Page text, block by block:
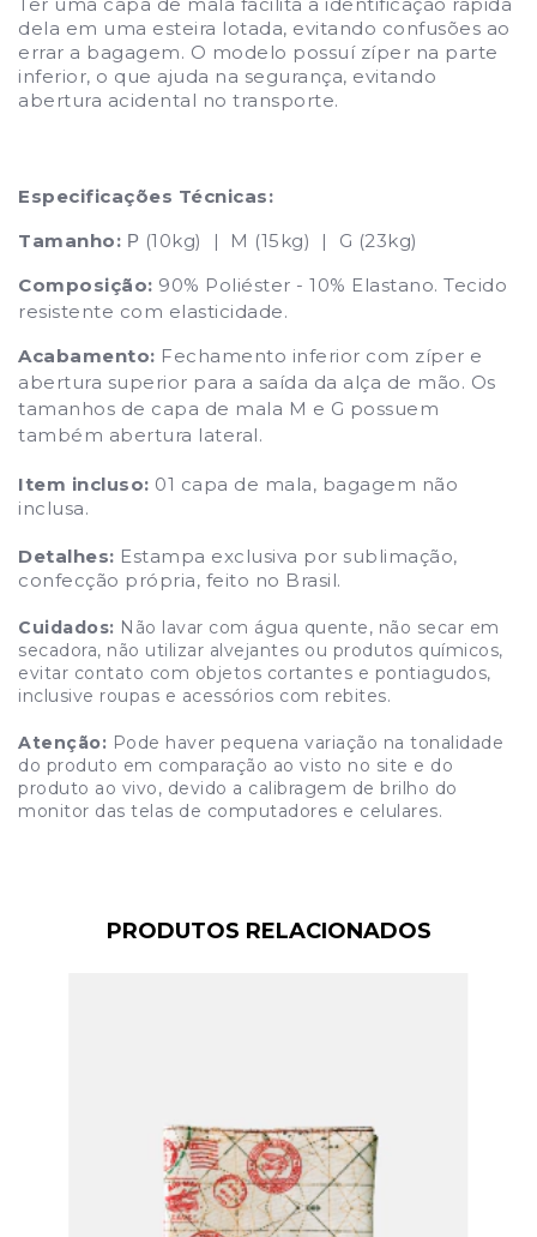
dela em uma esteira lotada, evitando confusões ao
errar a bagagem. O modelo possuí zíper na parte
inferior, o que ajuda na segurança, evitando
abertura acidental no transporte.
Especificações Técnicas:
Tamanho: P (10kg) | M (15kg) | G (23kg)
Composição: 90% Poliéster - 10% Elastano. Tecido
resistente com elasticidade.
Acabamento: Fechamento inferior com zíper e
abertura superior para a saída da alça de mão. Os
tamanhos de capa de mala M e G possuem
também abertura lateral.
Item incluso: 01 capa de mala, bagagem não
inclusa.
Detalhes: Estampa exclusiva por sublimação,
confecção própria, feito no Brasil.
Cuidados: Não lavar com água quente, não secar em
secadora, não utilizar alvejantes ou produtos químicos,
evitar contato com objetos cortantes e pontiagudos,
inclusive roupas e acessórios com rebites.
Atenção: Pode haver pequena variação na tonalidade
do produto em comparação ao visto no site e do
produto ao vivo, devido a calibragem de brilho do
monitor das telas de computadores e celulares.
PRODUTOS RELACIONADOS